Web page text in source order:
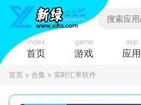
index
首页
game
游戏
app
应用
首页 > 合集 > 实时汇率软件